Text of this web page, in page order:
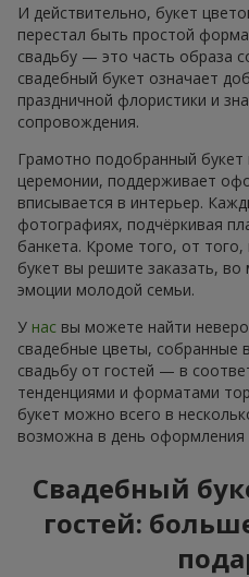
И действительно, букет
перестал быть простой
свадьбу — это часть образа
свадебный букет означает
праздничной флористики и
сопровождения.
Грамотно подобранный букет
церемонии, поддерживает
вписывается в интерьер.
фотографиях, подчёркивая
банкета. Кроме того, от
букет вы решите заказать, во
эмоции молодой семьи.
У нас вы можете найти
свадебные цветы, собранные
свадьбу от гостей — в
тенденциями и форматами
букет можно всего в
возможна в день оформления
Свадебный
гостей: